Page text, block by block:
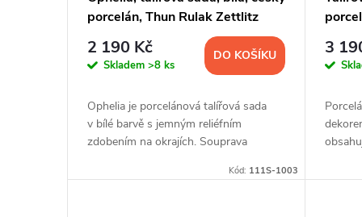
k
porcelán, Thun Rulak Zettlitz
2 190 Kč
Skladem >8 ks
DO KOŠÍKU
Ophelia je porcelánová talířová sada
v bílé barvě s jemným reliéfním
zdobením na okrajích. Souprava
Kód: 111S-1003
G.
3